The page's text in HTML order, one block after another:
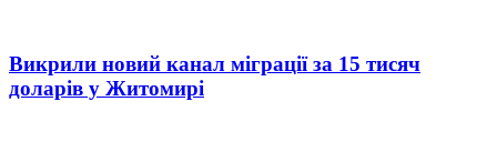
Викрили новий канал міграції за 15 тисяч
доларів у Житомирі